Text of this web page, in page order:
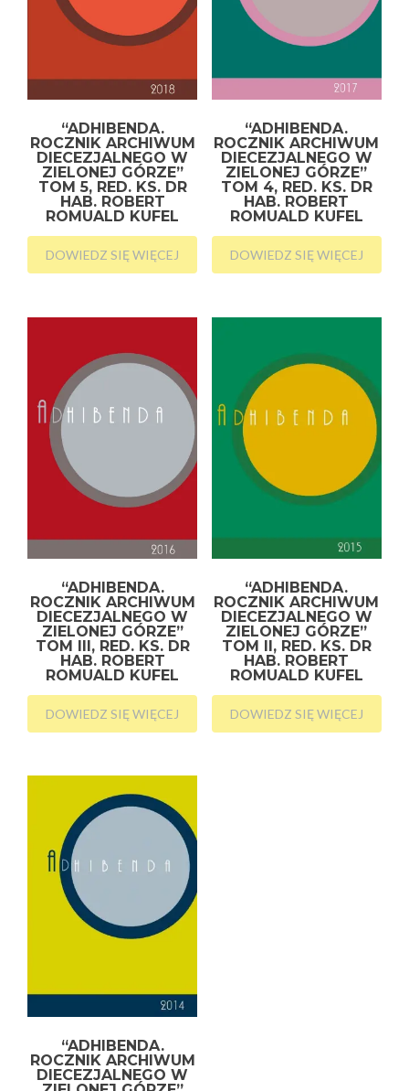
“ADHIBENDA.
ROCZNIK ARCHIWUM
DIECEZJALNEGO W
ZIELONEJ GÓRZE”
TOM 5, RED. KS. DR
HAB. ROBERT
ROMUALD KUFEL
DOWIEDZ SIĘ WIĘCEJ
“ADHIBENDA.
ROCZNIK ARCHIWUM
DIECEZJALNEGO W
ZIELONEJ GÓRZE”
TOM 4, RED. KS. DR
HAB. ROBERT
ROMUALD KUFEL
DOWIEDZ SIĘ WIĘCEJ
“ADHIBENDA.
ROCZNIK ARCHIWUM
DIECEZJALNEGO W
ZIELONEJ GÓRZE”
TOM III, RED. KS. DR
HAB. ROBERT
ROMUALD KUFEL
DOWIEDZ SIĘ WIĘCEJ
“ADHIBENDA.
ROCZNIK ARCHIWUM
DIECEZJALNEGO W
ZIELONEJ GÓRZE”
TOM II, RED. KS. DR
HAB. ROBERT
ROMUALD KUFEL
DOWIEDZ SIĘ WIĘCEJ
“ADHIBENDA.
ROCZNIK ARCHIWUM
DIECEZJALNEGO W